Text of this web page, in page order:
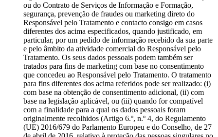
ou do Contrato de Serviços de Informação e Formação,
segurança, prevenção de fraudes ou marketing direto do
Responsável pelo Tratamento e contacto consigo em casos
diferentes dos acima especificados, quando justificado, em
particular, por um pedido de informação recebido da sua parte
e pelo âmbito da atividade comercial do Responsável pelo
Tratamento. Os seus dados pessoais podem também ser
tratados para fins de marketing com base no consentimento
que concedeu ao Responsável pelo Tratamento. O tratamento
para fins diferentes dos acima referidos pode ser realizado: (i)
com base na obtenção de consentimento adicional, (ii) com
base na legislação aplicável, ou (iii) quando for compatível
com a finalidade para a qual os dados pessoais foram
originalmente recolhidos (Artigo 6.º, n.º 4, do Regulamento
(UE) 2016/679 do Parlamento Europeu e do Conselho, de 27